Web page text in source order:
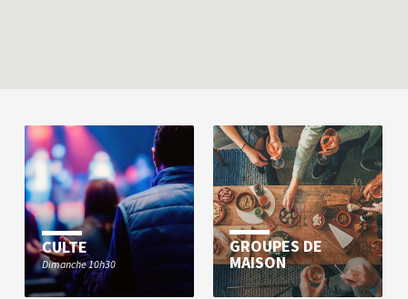
CULTE
Dimanche 10h30
GROUPES DE
MAISON